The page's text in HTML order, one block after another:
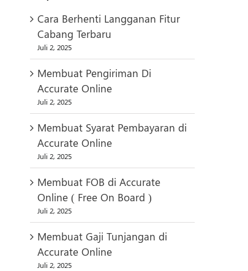
Cara Berhenti Langganan Fitur
Cabang Terbaru
Juli 2, 2025
Membuat Pengiriman Di
Accurate Online
Juli 2, 2025
Membuat Syarat Pembayaran di
Accurate Online
Juli 2, 2025
Membuat FOB di Accurate
Online ( Free On Board )
Juli 2, 2025
Membuat Gaji Tunjangan di
Accurate Online
Juli 2, 2025